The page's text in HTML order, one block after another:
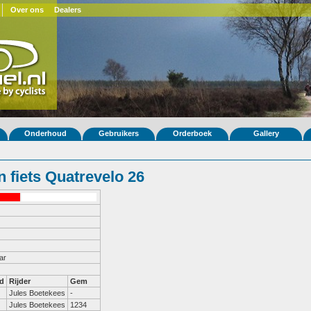
Over ons Dealers
Onderhoud Gebruikers Orderboek Gallery
fiets Quatrevelo 26
Rijder
Gem
Jules Boetekees
-
Jules Boetekees
1234